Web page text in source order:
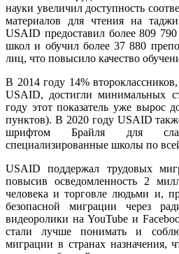
науки увеличил доступность
материалов для чтения на
USAID предоставил более 809
школ и обучил более 37 880
лиц, что повысило качество
В 2014 году 14%
USAID, достигли минимальных
году этот показатель уже вырос
пунктов). В 2020 году USAID
шрифтом Брайля для
специализированные школы по
USAID поддержал трудовых
повысив осведомленность 2
человека и торговле людьми и,
безопасной миграции через
видеоролики на YouTube и
стали лучше понимать и
миграции в странах назначения,